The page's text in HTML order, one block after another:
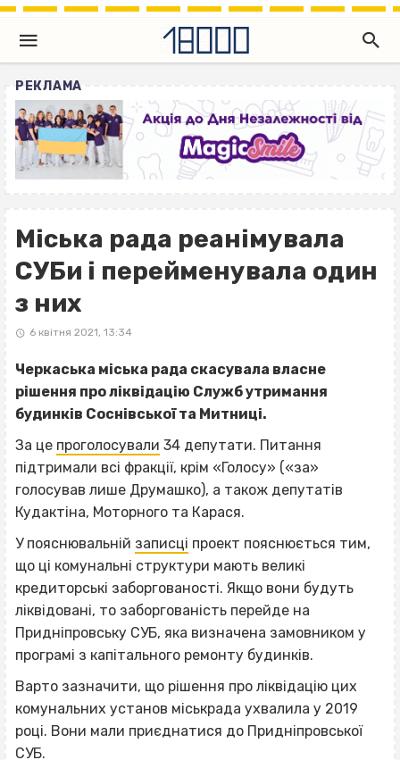
РЕКЛАМА
Міська рада реанімувала
СУБи і перейменувала один
з них
6 квітня 2021, 13:34
Черкаська міська рада скасувала власне
рішення про ліквідацію Служб утримання
будинків Соснівської та Митниці.
За це проголосували 34 депутати. Питання
підтримали всі фракції, крім «Голосу» («за»
голосував лише Друмашко), а також депутатів
Кудактіна, Моторного та Карася.
У пояснювальній записці проект пояснюється тим,
що ці комунальні структури мають великі
кредиторські заборгованості. Якщо вони будуть
ліквідовані, то заборгованість перейде на
Придніпровську СУБ, яка визначена замовником у
програмі з капітального ремонту будинків.
Варто зазначити, що рішення про ліквідацію цих
комунальних установ міськрада ухвалила у 2019
році. Вони мали приєднатися до Придніпровської
СУБ.